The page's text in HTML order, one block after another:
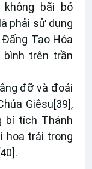
bãi bỏ
phải sử dụng
Tạo Hóa
bình trên trần
đỡ và đoái
Giêsu[39],
bí tích Thánh
hoa trái trong
.